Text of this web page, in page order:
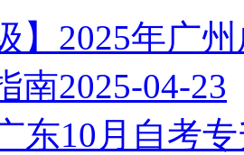
】2025年广
南2025-04-23
东10月自考